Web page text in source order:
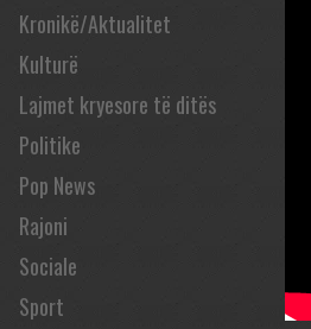
Kronikë/Aktualitet
Kulturë
Lajmet kryesore të ditës
Politike
Pop News
Rajoni
Sociale
Sport